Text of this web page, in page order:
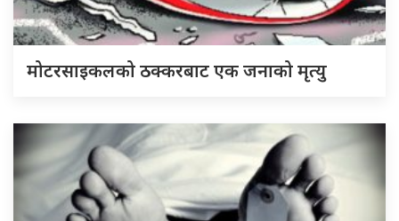
मोटरसाइकलको ठक्करबाट एक जनाको मृत्यु